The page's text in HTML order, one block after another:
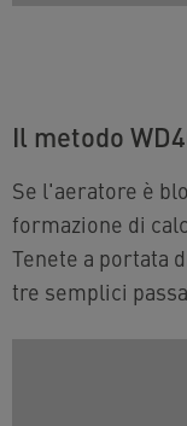
Il metodo
Se l'aeratore è
formazione di
Tenete a portata
tre semplici